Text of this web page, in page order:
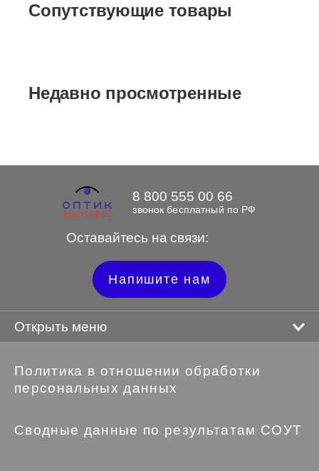
Сопутствующие товары
Недавно просмотренные
Оставайтесь на связи:
8 800 555 00 66
звонок бесплатный по РФ
Напишите нам
Открыть меню
Политика в отношении обработки
персональных данных
Сводные данные по результатам СОУТ